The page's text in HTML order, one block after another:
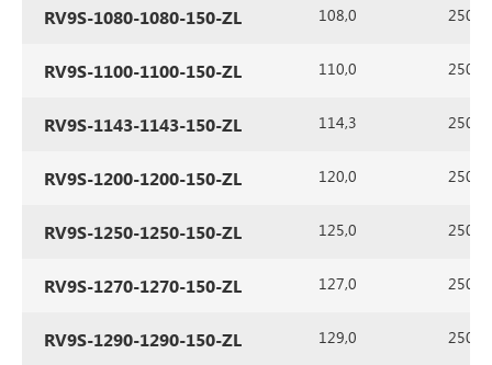
RV9S-1080-1080-150-ZL 108,0 250
RV9S-1100-1100-150-ZL 110,0 250
RV9S-1143-1143-150-ZL 114,3 250
RV9S-1200-1200-150-ZL 120,0 250
RV9S-1250-1250-150-ZL 125,0 250
RV9S-1270-1270-150-ZL 127,0 250
RV9S-1290-1290-150-ZL 129,0 250